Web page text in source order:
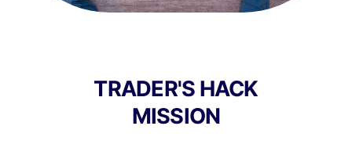
TRADER'S HACK
MISSION